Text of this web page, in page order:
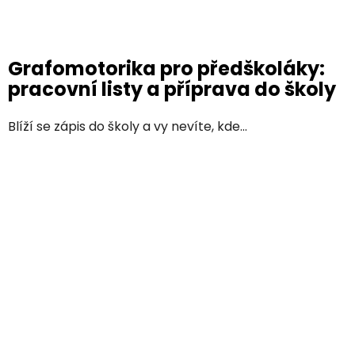
Grafomotorika pro předškoláky:
pracovní listy a příprava do školy
Blíží se zápis do školy a vy nevíte, kde...